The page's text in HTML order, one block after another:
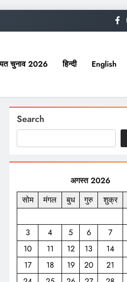
चुनाव 2026 हिन्दी English
Search
अगस्त 2026
सोम
मंगल बुध गुरु शुक्र
3
4 5 6 7
10
11 12 13 14
17
18 19 20 21